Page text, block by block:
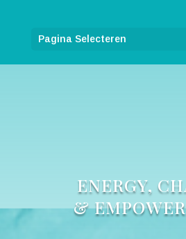
Pagina Selecteren
ENERGY,
&